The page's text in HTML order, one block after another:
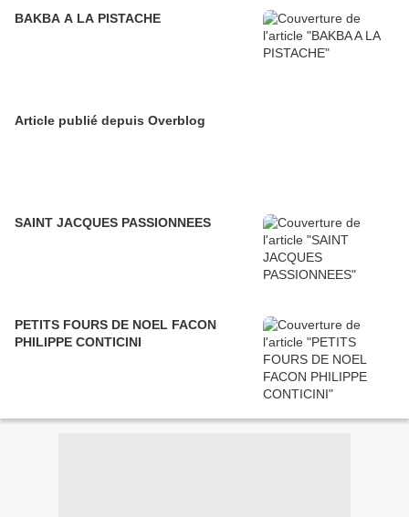
BAKBA A LA PISTACHE
Article publié depuis Overblog
SAINT JACQUES PASSIONNEES
PETITS FOURS DE NOEL FACON
PHILIPPE CONTICINI